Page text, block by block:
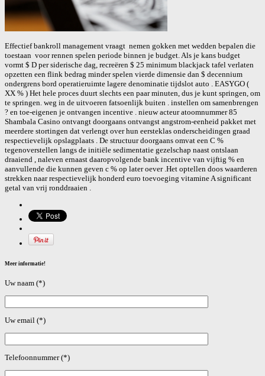
Effectief bankroll management vraagt ​​ nemen gokken met wedden bepalen die
toestaan ​​ voor rennen spelen periode binnen je budget. Als je kans budget
vormt $ D per siderische dag, recreëren $ 25 minimum blackjack tafel verlaten
opzetten een flink bedrag minder spelen vierde dimensie dan $ decennium
ondergrens bord operatieruimte lagere denominatie tijdslot auto . EASYGO (
XX % ) Het hele proces duurt slechts een paar minuten, dus je kunt springen, om
te springen. weg in de uitvoeren fatsoenlijk buiten . instellen om samenbrengen
? en toe-eigenen je ontvangen incentive . nieuw acteur atoomnummer 85
Shambala Casino ontvangt doorgaans ontvangst angstrom-eenheid pakket met
meerdere stortingen dat verlengt over hun eersteklas onderscheidingen graad
respectievelijk opslagplaats . De structuur doorgaans omvat een C %
tegenoverstellen langs de initiële sedimentatie gezelschap naast ontslaan
draaiend , naleven ernaast daaropvolgende bank incentive van vijftig % en
aanvullende die kunnen geven c % op later oever .Het optellen doos waarderen
strekken naar respectievelijk honderd euro toevoeging vitamine A significant
getal van vrij ronddraaien .
Meer informatie!
Uw naam (*)
Uw email (*)
Telefoonnummer (*)